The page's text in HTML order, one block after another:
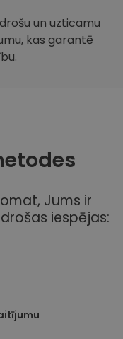
un uzticamu
kas garantē
Jums ir
iespējas: